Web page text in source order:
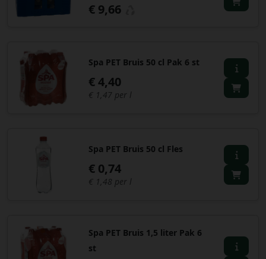
€ 9,66
Spa PET Bruis 50 cl Pak 6 st
€ 4,40
€ 1,47 per l
Spa PET Bruis 50 cl Fles
€ 0,74
€ 1,48 per l
Spa PET Bruis 1,5 liter Pak 6
st